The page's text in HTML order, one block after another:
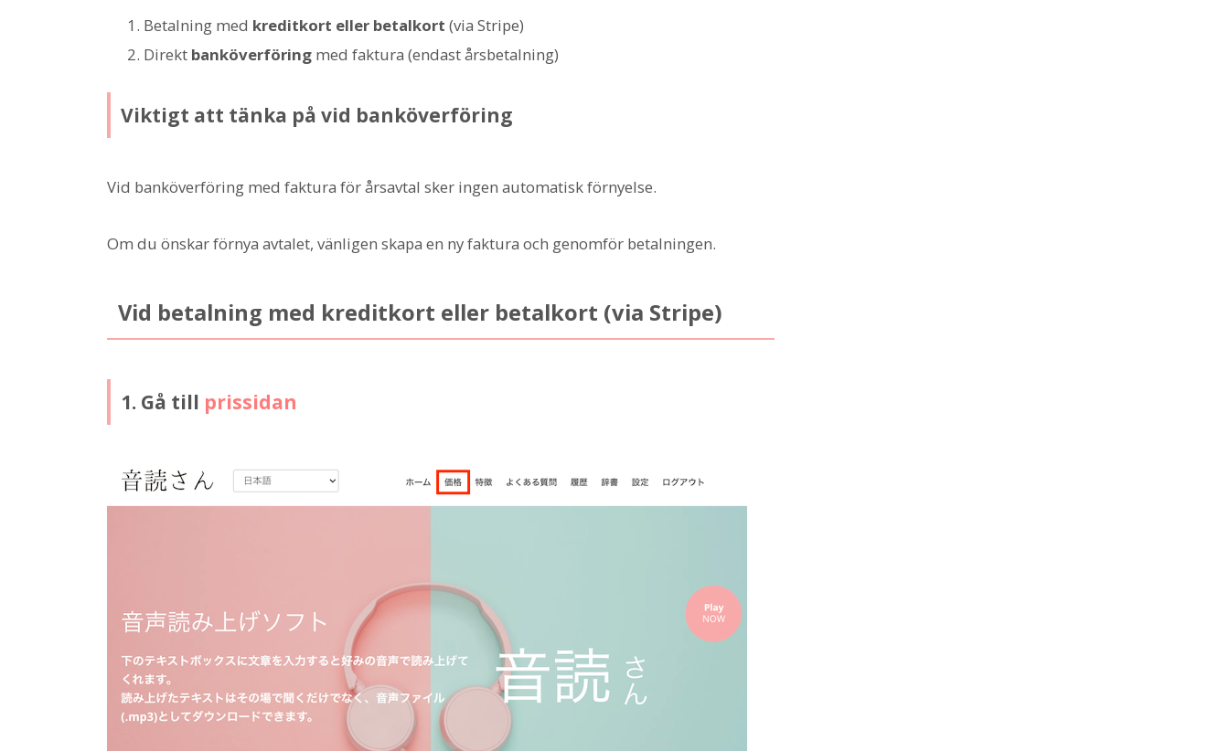
Betalning med kreditkort eller betalkort (via Stripe)
Direkt banköverföring med faktura (endast årsbetalning)
Viktigt att tänka på vid banköverföring
Vid banköverföring med faktura för årsavtal sker ingen automatisk förnyelse.
Om du önskar förnya avtalet, vänligen skapa en ny faktura och genomför betalningen.
Vid betalning med kreditkort eller betalkort (via Stripe)
1. Gå till prissidan